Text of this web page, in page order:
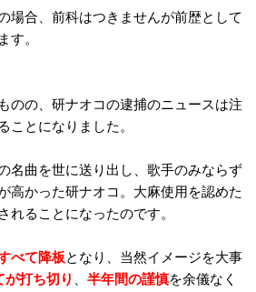
場合、前科はつきませんが前歴として
す。
のの、研ナオコの逮捕のニュースは注
ことになりました。
名曲を世に送り出し、歌手のみならず
高かった研ナオコ。大麻使用を認めた
れることになったのです。
べて降板となり、当然イメージを大事
打ち切り 半年間の謹慎を余儀なく